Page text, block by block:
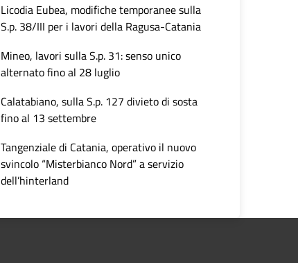
Licodia Eubea, modifiche temporanee sulla
S.p. 38/III per i lavori della Ragusa-Catania
Mineo, lavori sulla S.p. 31: senso unico
alternato fino al 28 luglio
Calatabiano, sulla S.p. 127 divieto di sosta
fino al 13 settembre
Tangenziale di Catania, operativo il nuovo
svincolo “Misterbianco Nord” a servizio
dell’hinterland